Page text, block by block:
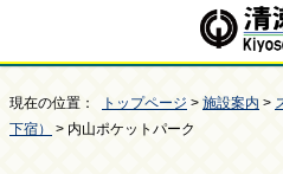
現在の位置： トップページ > 施設案内 >
下宿）
> 内山ポケットパーク